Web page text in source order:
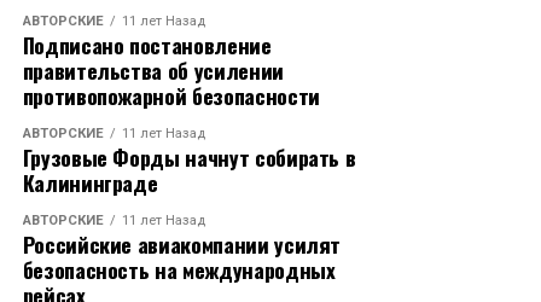
АВТОРСКИЕ 11 лет Назад
Подписано постановление
правительства об усилении
противопожарной безопасности
АВТОРСКИЕ 11 лет Назад
Грузовые Форды начнут собирать в
Калининграде
АВТОРСКИЕ 11 лет Назад
Российские авиакомпании усилят
безопасность на международных
рейсах